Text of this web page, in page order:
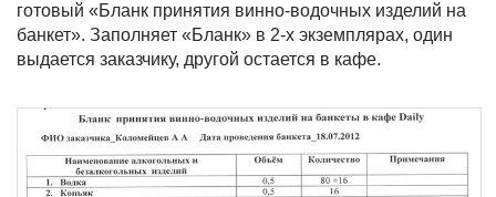
готовый «Бланк принятия винно-водочных изделий на
банкет». Заполняет «Бланк» в 2-х экземплярах, один
выдается заказчику, другой остается в кафе.